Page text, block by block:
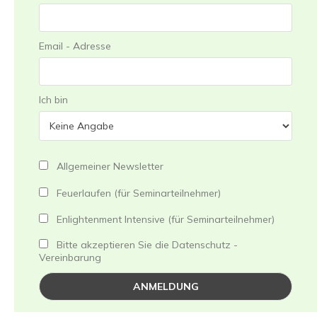
Email - Adresse
Ich bin
Allgemeiner Newsletter
Feuerlaufen (für Seminarteilnehmer)
Enlightenment Intensive (für Seminarteilnehmer)
Bitte akzeptieren Sie die Datenschutz -
Vereinbarung